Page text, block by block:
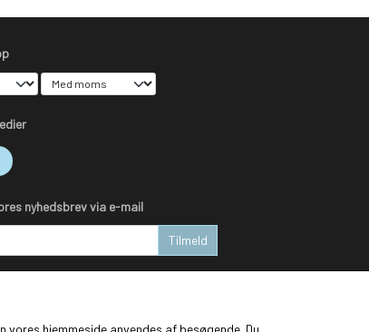
nyhedsbrev via e-mail
Tilmeld
hjemmeside anvendes af besøgende. Du